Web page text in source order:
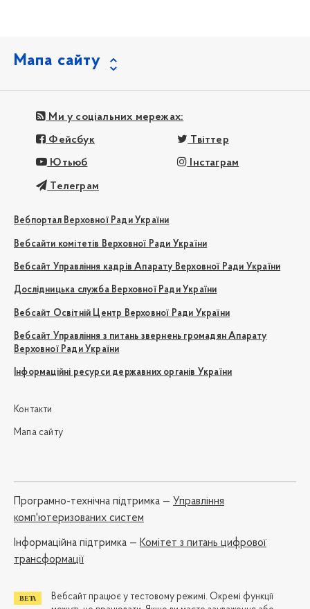
Мапа сайту
Ми у соціальних мережах:
Фейсбук Твіттер
Ютьюб Інстаграм
Телеграм
Вебпортал Верховної Ради України
Вебсайти комітетів Верховної Ради України
Вебсайт Управління кадрів Апарату Верховної Ради України
Дослідницька служба Верховної Ради України
Вебсайт Освітній Центр Верховної Ради України
Вебсайт Управління з питань звернень громадян Апарату
Верховної Ради України
Інформаційні ресурси державних органів України
Контакти
Мапа сайту
Програмно-технічна підтримка — Управління
комп'ютеризованих систем
Iнформаційна підтримка — Комітет з питань цифрової
трансформації
Вебсайт працює у тестовому режимі. Окремі функції